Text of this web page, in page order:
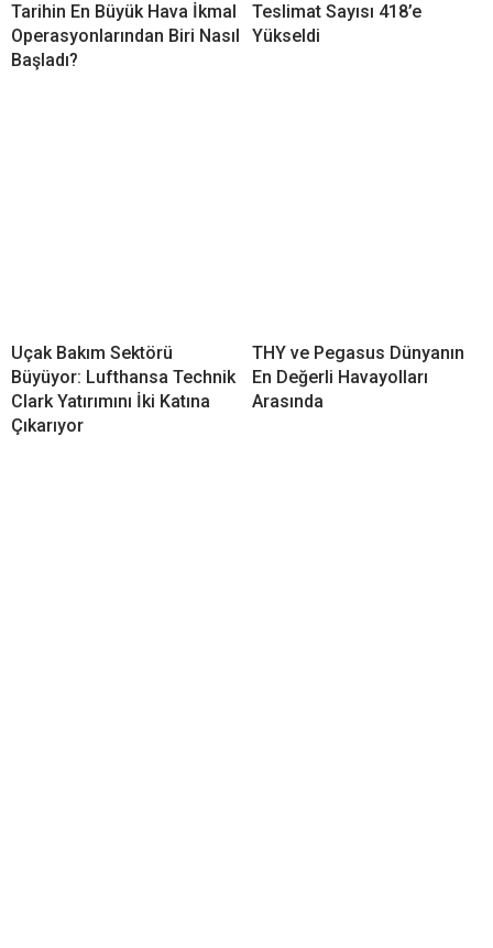
Tarihin En Büyük Hava İkmal
Operasyonlarından Biri Nasıl
Başladı?
Teslimat Sayısı 418’e
Yükseldi
Uçak Bakım Sektörü
Büyüyor: Lufthansa Technik
Clark Yatırımını İki Katına
Çıkarıyor
THY ve Pegasus Dünyanın
En Değerli Havayolları
Arasında